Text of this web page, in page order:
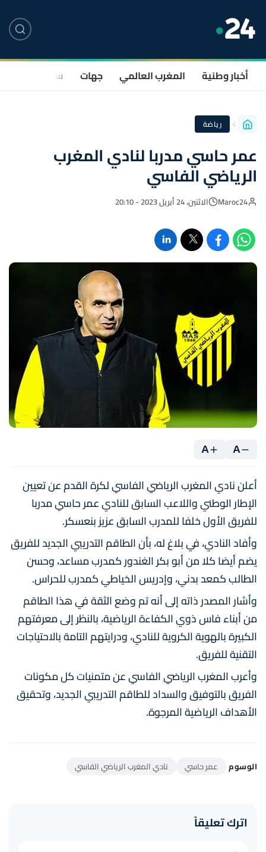
أخبار وطنية المغرب العالمي جهات سياسة
رياضة
عمر حاسي مدربا لنادي المغرب
الرياضي الفاسي
Maroc24 الاثنين، 24 أبريل 2023 - 20:10
A
A
أعلن نادي المغرب الرياضي الفاسي لكرة القدم عن تعيين
الإطار الوطني واللاعب السابق للنادي عمر حاسي مدربا
للفريق الأول خلفا للمدرب السابق عزيز بنعسكر.
وأفاد النادي، في بلاغ له، بأن الطاقم التدريبي الجديد للفريق
يضم أيضا كلا من أبو بكر الغندور كمدرب مساعد، وحسن
الطالب كمعد بدني، وإدريس الخياطي كمدرب للحراس.
وأشار المصدر ذاته إلى أنه تم وضع الثقة في هذا الطاقم
من أبناء فاس ذوي الكفاءة الرياضية، بالنظر إلى معرفتهم
الكبيرة بالهوية الكروية للنادي، ودرايتهم التامة بالاحتياجات
التقنية للفريق.
وأعرب المغرب الرياضي الفاسي عن متمنيات كل مكونات
الفريق بالتوفيق والسداد للطاقم التدريبي الجديد، وتحقيق
الأهداف الرياضية المرجوة.
الوسوم عمر حاسي نادي المغرب الرياضي الفاسي
اترك تعليقاً